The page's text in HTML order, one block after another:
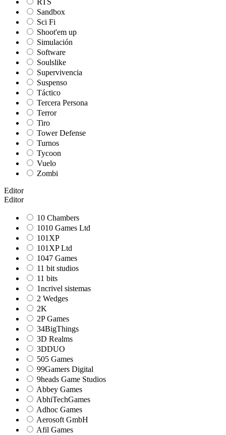
RTS
Sandbox
Sci Fi
Shoot'em up
Simulación
Software
Soulslike
Supervivencia
Suspenso
Táctico
Tercera Persona
Terror
Tiro
Tower Defense
Turnos
Tycoon
Vuelo
Zombi
Editor
Editor
10 Chambers
1010 Games Ltd
101XP
101XP Ltd
1047 Games
11 bit studios
11 bits
1ncrivel sistemas
2 Wedges
2K
2P Games
34BigThings
3D Realms
3DDUO
505 Games
99Gamers Digital
9heads Game Studios
Abbey Games
AbhiTechGames
Adhoc Games
Aerosoft GmbH
Afil Games